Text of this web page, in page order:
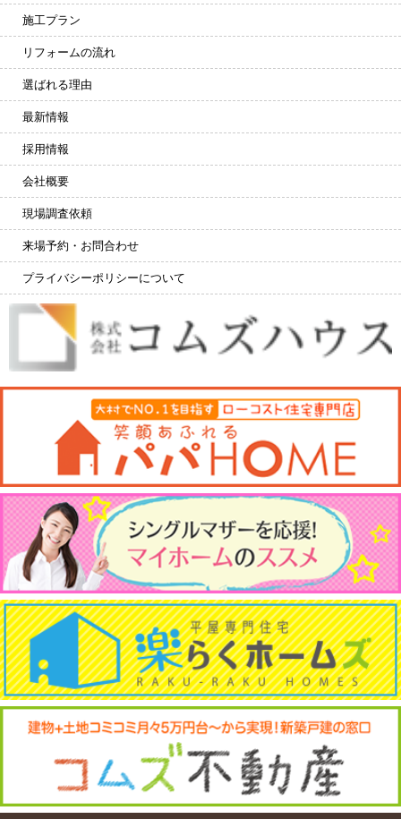
施工プラン
リフォームの流れ
選ばれる理由
最新情報
採用情報
会社概要
現場調査依頼
来場予約・お問合わせ
プライバシーポリシーについて